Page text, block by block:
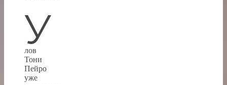
У
лов
Тони
Пейро
уже